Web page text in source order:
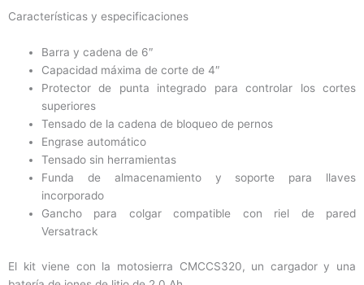
Características y especificaciones
Barra y cadena de 6″
Capacidad máxima de corte de 4″
Protector de punta integrado para controlar los cortes
superiores
Tensado de la cadena de bloqueo de pernos
Engrase automático
Tensado sin herramientas
Funda de almacenamiento y soporte para llaves
incorporado
Gancho para colgar compatible con riel de pared
Versatrack
El kit viene con la motosierra CMCCS320, un cargador y una